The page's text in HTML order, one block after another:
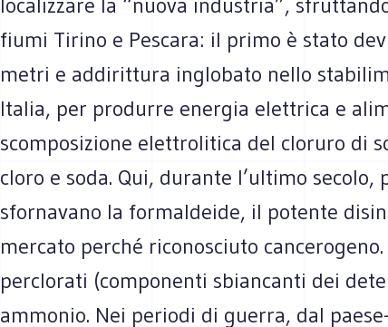
fiumi Tirino e Pescara: il primo è stato
metri e addirittura inglobato nello
Italia, per produrre energia elettrica e
scomposizione elettrolitica del cloruro di
cloro e soda. Qui, durante l’ultimo
sfornavano la formaldeide, il potente
mercato perché riconosciuto
perclorati (componenti sbiancanti dei
ammonio. Nei periodi di guerra, dal